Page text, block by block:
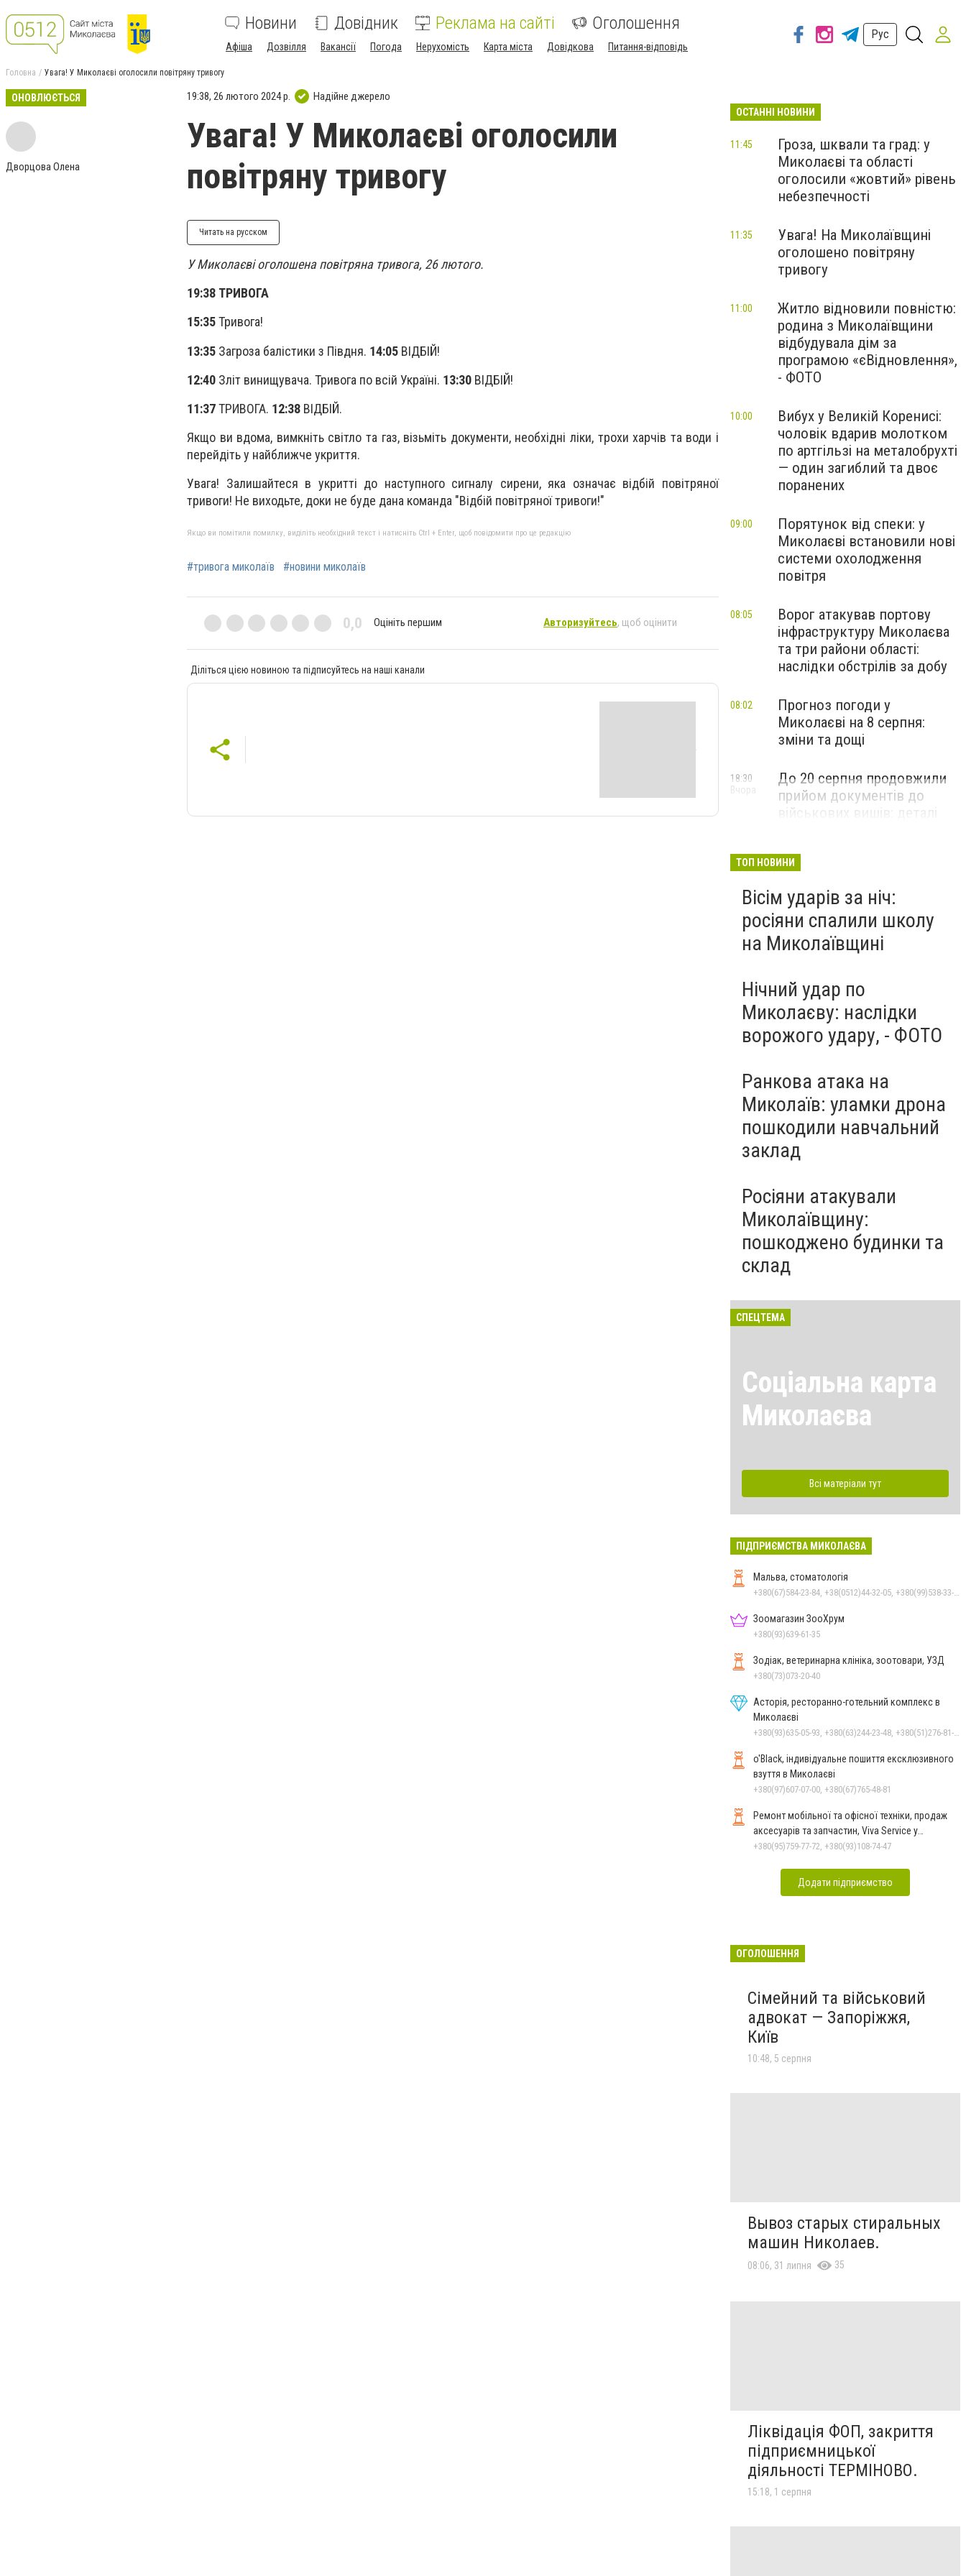
Новини Довідник Реклама на сайті Оголошення
Афіша Дозвілля Вакансії Погода Нерухомість Карта міста Довідкова Питання-відповідь
Рус
Головна Увага! У Миколаєві оголосили повітряну тривогу
ОНОВЛЮЄТЬСЯ
Дворцова Олена
19:38, 26 лютого 2024 р. Надійне джерело
Увага! У Миколаєві оголосили
повітряну тривогу
Читать на русском
У Миколаєві оголошена повітряна тривога, 26 лютого.
19:38 ТРИВОГА
15:35Тривога!
13:35 Загроза балістики з Півдня. 14:05 ВІДБІЙ!
12:40 Зліт винищувача. Тривога по всій Україні. 13:30 ВІДБІЙ!
11:37ТРИВОГА. 12:38 ВІДБІЙ.
Якщо ви вдома, вимкніть світло та газ, візьміть документи, необхідні ліки, трохи харчів та води і
перейдіть у найближче укриття.
Увага! Залишайтеся в укритті до наступного сигналу сирени, яка означає відбій повітряної
тривоги! Не виходьте, доки не буде дана команда "Відбій повітряної тривоги!"
Якщо ви помітили помилку, виділіть необхідний текст і натисніть Ctrl + Enter, щоб повідомити про це редакцію
#тривога миколаїв #новини миколаїв
0,0 Оцініть першим Авторизуйтесь, щоб оцінити
Діліться цією новиною та підписуйтесь на наші канали
ОСТАННІ НОВИНИ
Гроза, шквали та град: у
Миколаєві та області
оголосили «жовтий» рівень
небезпечності
11:45
Увага! На Миколаївщині
оголошено повітряну
тривогу
11:35
Житло відновили повністю:
родина з Миколаївщини
відбудувала дім за
програмою «єВідновлення»,
- ФОТО
11:00
Вибух у Великій Коренисі:
чоловік вдарив молотком
по артгільзі на металобрухті
— один загиблий та двоє
поранених
10:00
Порятунок від спеки: у
Миколаєві встановили нові
системи охолодження
повітря
09:00
Ворог атакував портову
інфраструктуру Миколаєва
та три райони області:
наслідки обстрілів за добу
08:05
Прогноз погоди у
Миколаєві на 8 серпня:
зміни та дощі
08:02
До 20 серпня продовжили
прийом документів до
військових вишів: деталі
18:30
Вчора
ТОП НОВИНИ
Вісім ударів за ніч:
росіяни спалили школу
на Миколаївщині
Нічний удар по
Миколаєву: наслідки
ворожого удару, - ФОТО
Ранкова атака на
Миколаїв: уламки дрона
пошкодили навчальний
заклад
Росіяни атакували
Миколаївщину:
пошкоджено будинки та
склад
СПЕЦТЕМА
Соціальна карта
Миколаєва
Всі матеріали тут
ПІДПРИЄМСТВА МИКОЛАЄВА
Мальва, стоматологія
Зоомагазин ЗооХрум
+380(93)639-61-35
Зодіак, ветеринарна клініка, зоотовари, УЗД
+380(73)073-20-40
Асторія, ресторанно-готельний комплекс в
Миколаєві
o'Black, індивідуальне пошиття ексклюзивного
взуття в Миколаєві
+380(97)607-07-00, +380(67)765-48-81
Ремонт мобільної та офісної техніки, продаж
аксесуарів та запчастин, Viva Service у
Миколаєві
+380(95)759-77-72, +380(93)108-74-47
Додати підприємство
ОГОЛОШЕННЯ
Сімейний та військовий
адвокат — Запоріжжя,
Київ
10:48, 5 серпня
Вывоз старых стиральных
машин Николаев.
08:06, 31 липня 35
Ліквідація ФОП, закриття
підприємницької
діяльності ТЕРМІНОВО.
15:18, 1 серпня